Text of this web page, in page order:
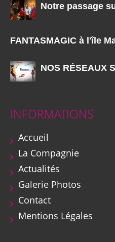
Notre passage
FANTASMAGIC à l'île
NOS RÉSEAUX
INFORMATIONS
Accueil
La Compagnie
Actualités
Galerie Photos
Contact
Mentions Légales